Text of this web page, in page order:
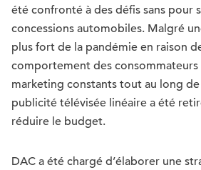
été confronté à des défis sans pour
concessions automobiles. Malgré
plus fort de la pandémie en raison
comportement des
marketing constants tout au long de
publicité télévisée linéaire a été
réduire le budget.
DAC a été chargé d’élaborer une